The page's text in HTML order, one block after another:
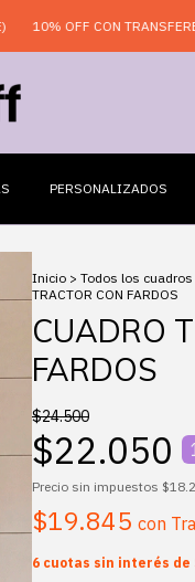
CON TRANSFERENCIA
PERSONALIZADOS
Inicio > Todos los cuadros
TRACTOR CON FARDOS
CUADRO
FARDOS
$24.500
$22.050
Precio sin impuestos
$19.845 con
6 cuotas sin interés de